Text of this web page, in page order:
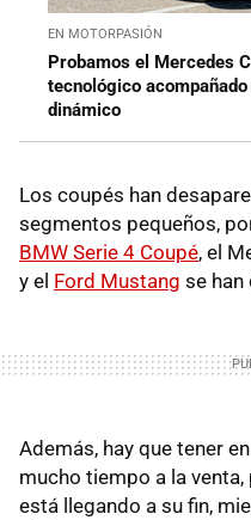
EN MOTORPASIÓN
Probamos el Mercedes
tecnológico
dinámico
Los coupés han
segmentos pequeños,
BMW Serie 4 Coupé, el
y el Ford Mustang se han
Además, hay que tener
mucho tiempo a la
está llegando a su fin,